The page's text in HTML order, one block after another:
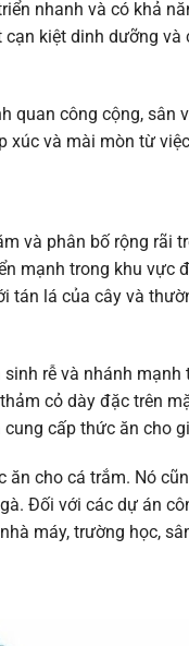
nhanh và có khả
kiệt dinh dưỡng
quan công cộng, sân
xúc và mài mòn từ
và phân bố rộng rãi
mạnh trong khu vực
tán lá của cây và
rễ và nhánh mạnh
cỏ dày đặc trên
cấp thức ăn cho
cho cá trắm. Nó
Đối với các dự án
máy, trường học,